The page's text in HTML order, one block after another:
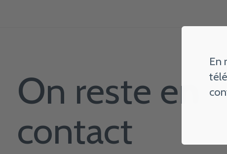
On reste en
contact
En